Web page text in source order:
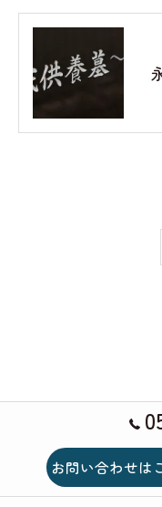
お問い合わせは